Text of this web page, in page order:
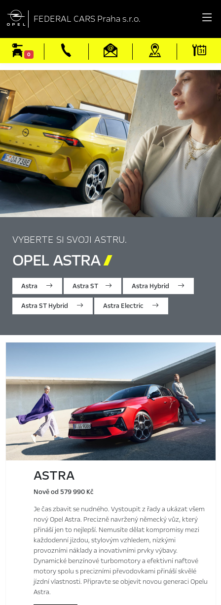
 FEDERAL CARS Praha s.r.o.
0
VYBERTE SI SVOJI ASTRU.
OPEL ASTRA
Astra Astra ST Astra Hybrid
Astra ST Hybrid Astra Electric
ASTRA
Nově od 579 990 Kč
Je čas zbavit se nudného. Vystoupit z řady a ukázat všem
nový Opel Astra. Precizně navržený německý vůz, který
přináší jen to nejlepší. Nemusíte dělat kompromisy mezi
každodenní jízdou, stylovým vzhledem, nízkými
provozními náklady a inovativními prvky výbavy.
Dynamické benzínové turbomotory a efektivní naftové
motory spolu s precizními převodovkami přináší skvělé
jízdní vlastnosti. Připravte se objevit novou generaci Opelu
Astra.